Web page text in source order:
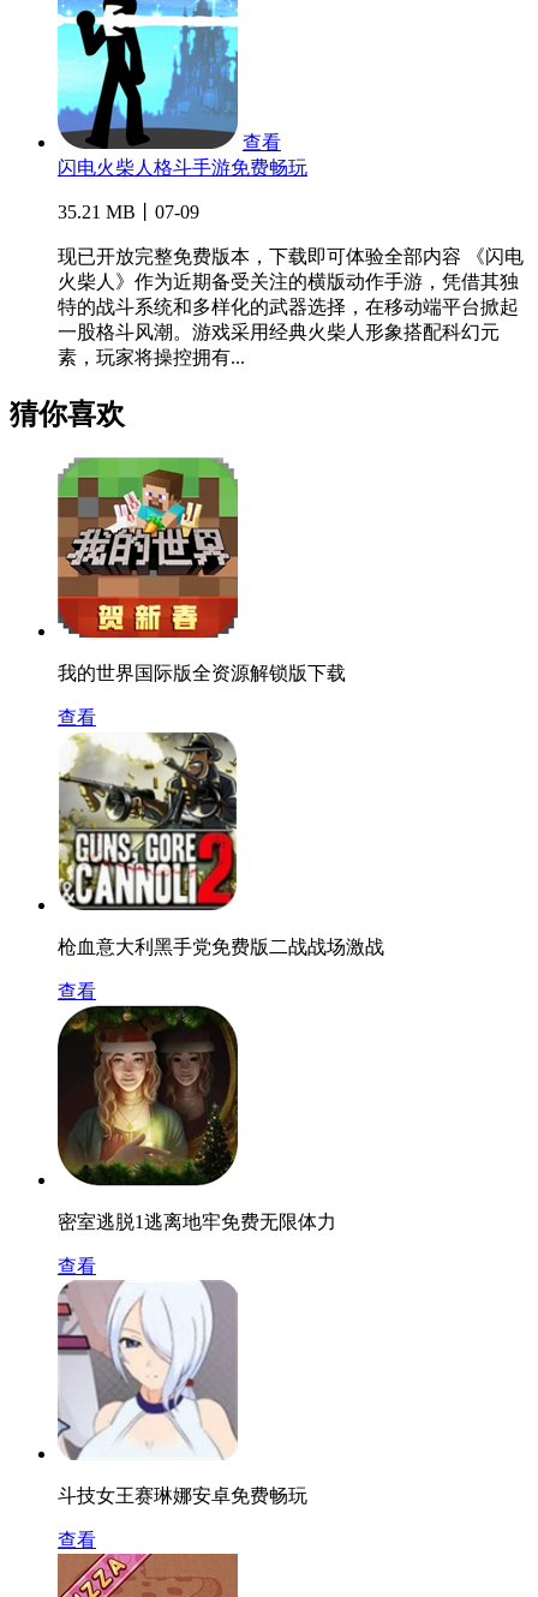
查看
闪电火柴人格斗手游免费畅玩
35.21 MB丨07-09
现已开放完整免费版本，下载即可体验全部内容 《闪电
火柴人》作为近期备受关注的横版动作手游，凭借其独
特的战斗系统和多样化的武器选择，在移动端平台掀起
一股格斗风潮。游戏采用经典火柴人形象搭配科幻元
素，玩家将操控拥有...
猜你喜欢
我的世界国际版全资源解锁版下载
查看
枪血意大利黑手党免费版二战战场激战
查看
密室逃脱1逃离地牢免费无限体力
查看
斗技女王赛琳娜安卓免费畅玩
查看